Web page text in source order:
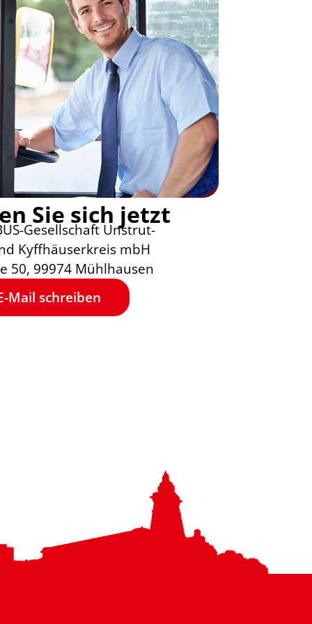
Sie sich jetzt
Gesellschaft Unstrut-
Kyffhäuserkreis mbH
50, 99974 Mühlhausen
Mail schreiben